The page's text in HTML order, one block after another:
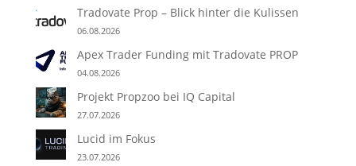
Tradovate Prop – Blick hinter die Kulissen
06.08.2026
Apex Trader Funding mit Tradovate PROP
04.08.2026
Projekt Propzoo bei IQ Capital
27.07.2026
Lucid im Fokus
23.07.2026